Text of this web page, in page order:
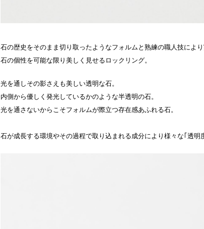
石の歴史をそのまま切り取ったようなフォルムと熟練の職人技によ
石の個性を可能な限り美しく見せるロックリング。
光を通しその影さえも美しい透明な石。
内側から優しく発光しているかのような半透明の石。
光を通さないからこそフォルムが際立つ存在感あふれる石。
石が成長する環境やその過程で取り込まれる成分により様々な｢透明